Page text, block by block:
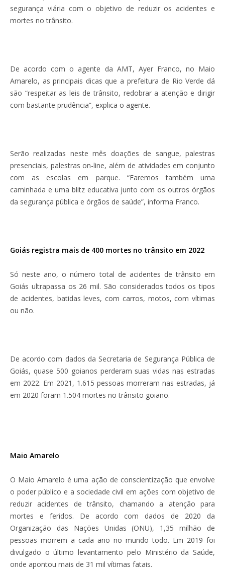
segurança viária com o objetivo de reduzir os acidentes e
mortes no trânsito.
De acordo com o agente da AMT, Ayer Franco, no Maio
Amarelo, as principais dicas que a prefeitura de Rio Verde dá
são “respeitar as leis de trânsito, redobrar a atenção e dirigir
com bastante prudência”, explica o agente.
Serão realizadas neste mês doações de sangue, palestras
presenciais, palestras on-line, além de atividades em conjunto
com as escolas em parque. “Faremos também uma
caminhada e uma blitz educativa junto com os outros órgãos
da segurança pública e órgãos de saúde”, informa Franco.
Goiás registra mais de 400 mortes no trânsito em 2022
Só neste ano, o número total de acidentes de trânsito em
Goiás ultrapassa os 26 mil. São considerados todos os tipos
de acidentes, batidas leves, com carros, motos, com vítimas
ou não.
De acordo com dados da Secretaria de Segurança Pública de
Goiás, quase 500 goianos perderam suas vidas nas estradas
em 2022. Em 2021, 1.615 pessoas morreram nas estradas, já
em 2020 foram 1.504 mortes no trânsito goiano.
Maio Amarelo
O Maio Amarelo é uma ação de conscientização que envolve
o poder público e a sociedade civil em ações com objetivo de
reduzir acidentes de trânsito, chamando a atenção para
mortes e feridos. De acordo com dados de 2020 da
Organização das Nações Unidas (ONU), 1,35 milhão de
pessoas morrem a cada ano no mundo todo. Em 2019 foi
divulgado o último levantamento pelo Ministério da Saúde,
onde apontou mais de 31 mil vítimas fatais.